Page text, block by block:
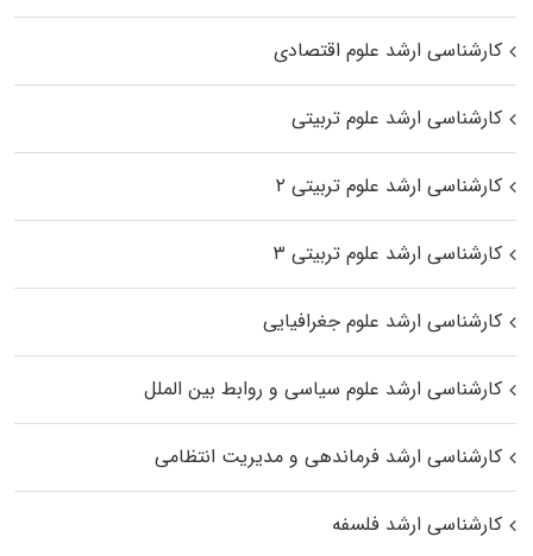
کارشناسی ارشد علوم اقتصادی
کارشناسی ارشد علوم تربیتی
کارشناسی ارشد علوم تربیتی ۲
کارشناسی ارشد علوم تربیتی ۳
کارشناسی ارشد علوم جغرافیایی
کارشناسی ارشد علوم سیاسی و روابط بین الملل
کارشناسی ارشد فرماندهی و مدیریت انتظامی
کارشناسی ارشد فلسفه